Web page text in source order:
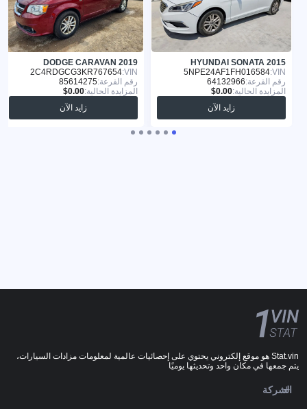
HYUNDAI SONATA 2015
VIN:
5NPE24AF1FH016584
رقم القرعة:64132966
المزايدة الحالية:
زايد الآن
DODGE CARAVAN 2019
VIN:
2C4RDGCG3KR767654
رقم القرعة:85614275
المزايدة الحالية:
زايد الآن
Stat.vin هو موقع إلكتروني يحتوي على إحصائيات عالمية لمعلومات مزادات السيارات،
يتم جمعها في مكان واحد وتحديثها يوميًا
الشركة